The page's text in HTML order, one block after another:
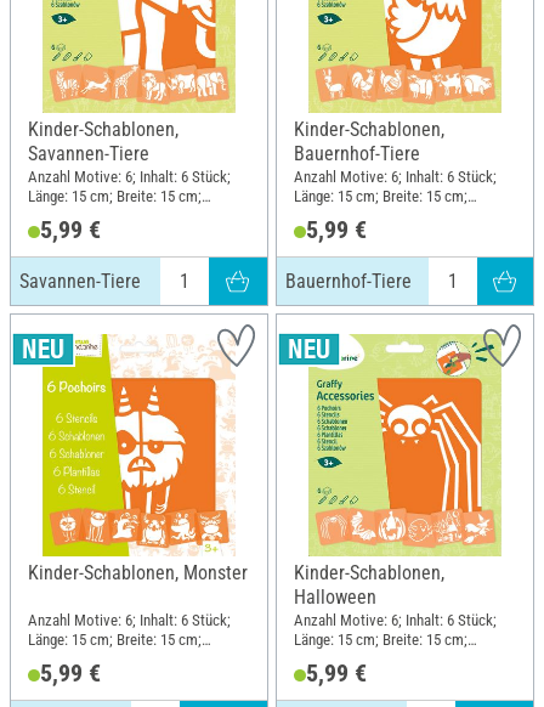
Kinder-Schablonen,
Savannen-Tiere
Anzahl Motive: 6; Inhalt: 6 Stück;
Länge: 15 cm; Breite: 15 cm;
5,99 €
Savannen-Tiere
Kinder-Schablonen,
Bauernhof-Tiere
Anzahl Motive: 6; Inhalt: 6 Stück;
Länge: 15 cm; Breite: 15 cm;
5,99 €
Bauernhof-Tiere
Kinder-Schablonen, Monster
Anzahl Motive: 6; Inhalt: 6 Stück;
Länge: 15 cm; Breite: 15 cm;
5,99 €
Kinder-Schablonen,
Halloween
Anzahl Motive: 6; Inhalt: 6 Stück;
Länge: 15 cm; Breite: 15 cm;
5,99 €